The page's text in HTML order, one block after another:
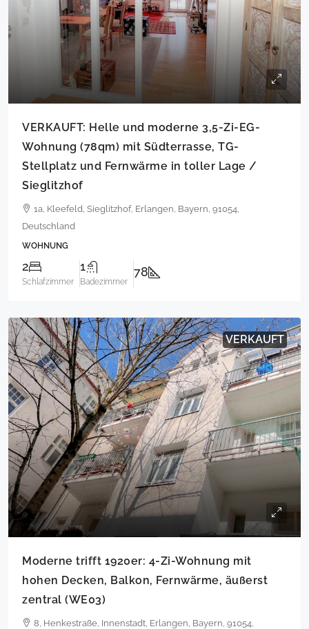
VERKAUFT: Helle und moderne 3,5-Zi-EG-
Wohnung (78qm) mit Südterrasse, TG-
Stellplatz und Fernwärme in toller Lage /
Sieglitzhof
1a, Kleefeld, Sieglitzhof, Erlangen, Bayern, 91054,
Deutschland
WOHNUNG
2
Schlafzimmer
1
Badezimmer
78
VERKAUFT
Moderne trifft 1920er: 4-Zi-Wohnung mit
hohen Decken, Balkon, Fernwärme, äußerst
zentral (WE03)
8, Henkestraße, Innenstadt, Erlangen, Bayern, 91054,